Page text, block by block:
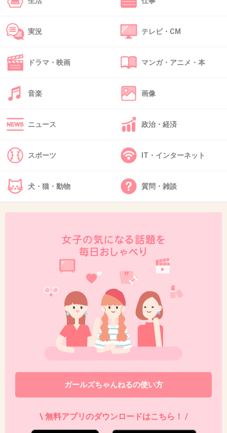
41. 匿名 2016/01/06(水) 13:56:24
「グループ内ファン同志争わないで２０周年前
に団結してキンキを愛してください。」って言
っただけよ。会場盛り上がってうれしかった。
勿論ソロ否定発言じゃないからね。
42. 匿名 2016/01/06(水) 13:57:13
光一くん ＋
剛 －
2016/01/06(水) 13:57:22
光一の方が、剛の方が好きってのは分かるけ
ど、どうして解散希望までいくんだろうか…
+473
ガラスの少年時代のーで出てきて
少年少年してたふたりで
実況 テレビ・CM
ドラマ・映画 マンガ・アニメ・本
音楽 画像
ニュース 政治・経済
スポーツ IT・インターネット
犬・猫・動物 質問・雑談
ガールズちゃんねるの使い方
\ 無料アプリのダウンロードはこちら！ /